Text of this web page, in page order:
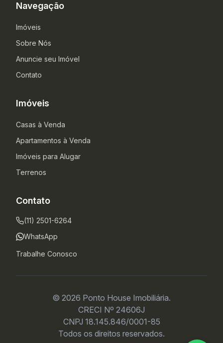
Navegação
Imóveis
Sobre Nós
Anuncie seu Imóvel
Contato
Imóveis
Casas à Venda
Apartamentos à Venda
Imóveis para Alugar
Terrenos
Contato
(11) 2501-6264
WhatsApp
Trabalhe Conosco
© 2026 Ponto House Imobiliária.
CRECI Nº 24606J
CNPJ 18.145.846/0001-85
Todos os direitos reservados.